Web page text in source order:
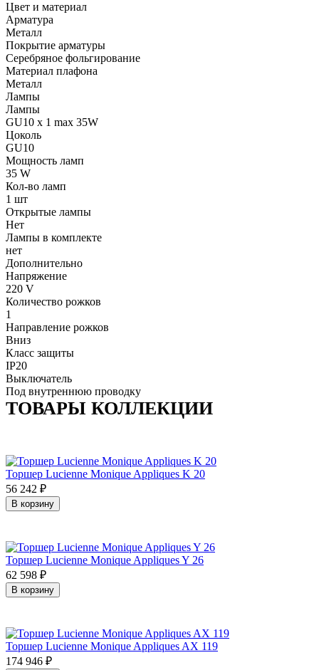
Цвет и материал
Арматура
Металл
Покрытие арматуры
Серебряное фольгирование
Материал плафона
Металл
Лампы
Лампы
GU10 x 1 max 35W
Цоколь
GU10
Мощность ламп
35 W
Кол-во ламп
1 шт
Открытые лампы
Нет
Лампы в комплекте
нет
Дополнительно
Напряжение
220 V
Количество рожков
1
Направление рожков
Вниз
Класс защиты
IP20
Выключатель
Под внутреннюю проводку
ТОВАРЫ КОЛЛЕКЦИИ
Торшер Lucienne Monique Appliques K 20
56 242 ₽
В корзину
Торшер Lucienne Monique Appliques Y 26
62 598 ₽
В корзину
Торшер Lucienne Monique Appliques AX 119
174 946 ₽